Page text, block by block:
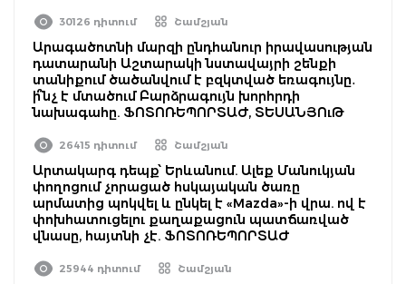
30126 դիտում Շամշյան
Արագածոտնի մարզի ընդհանուր իրավասության
դատարանի Աշտարակի նստավայրի շենքի
տանիքում ծածանվում է բզկտված եռագույնը․
ի՞նչ է մտածում Բարձրագույն խորհրդի
նախագահը. ՖՈՏՈՌԵՊՈՐՏԱԺ, ՏԵՍԱՆՅՈւԹ
26415 դիտում Շամշյան
Արտակարգ դեպք՝ Երևանում. Ալեք Մանուկյան
փողոցում չորացած հսկայական ծառը
արմատից պոկվել և ընկել է «Mazda»-ի վրա. ով է
փոխհատուցելու քաղաքացուն պատճառված
վնասը, հայտնի չէ. ՖՈՏՈՌԵՊՈՐՏԱԺ
25944 դիտում Շամշյան